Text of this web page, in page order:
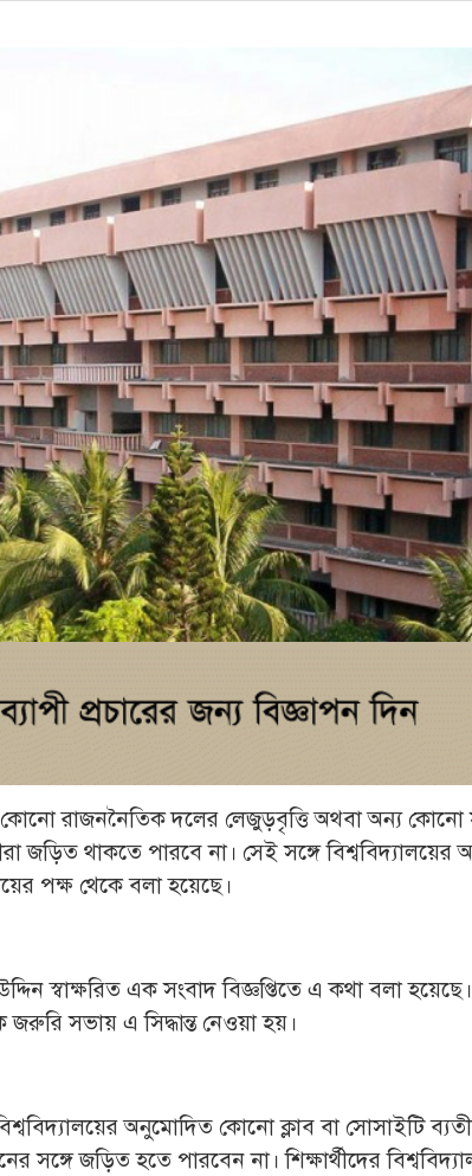
রাজননৈতিক দলের লেজুড়বৃত্তি অথবা অন্য কোনো
জড়িত থাকতে পারবে না। সেই সঙ্গে বিশ্ববিদ্যালয়ের
পক্ষ থেকে বলা হয়েছে।
স্বাক্ষরিত এক সংবাদ বিজ্ঞপ্তিতে এ কথা বলা
জরুরি সভায় এ সিদ্ধান্ত নেওয়া হয়।
বিশ্ববিদ্যালয়ের অনুমোদিত কোনো ক্লাব বা সোসাইটি
জড়িত হতে পারবেন না। শিক্ষার্থীদের